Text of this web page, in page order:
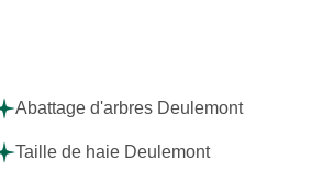
Abattage d'arbres Deulemont
Taille de haie Deulemont